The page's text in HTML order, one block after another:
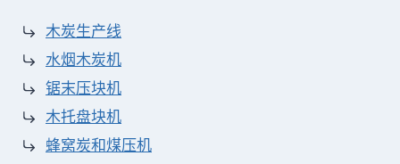
木炭生产线
水烟木炭机
锯末压块机
木托盘块机
蜂窝炭和煤压机